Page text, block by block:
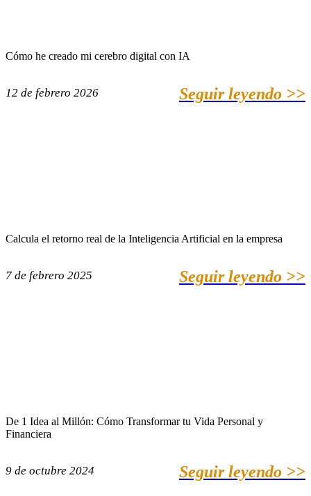
Cómo he creado mi cerebro digital con IA
12 de febrero 2026 Seguir leyendo >>
Calcula el retorno real de la Inteligencia Artificial en la empresa
7 de febrero 2025 Seguir leyendo >>
De 1 Idea al Millón: Cómo Transformar tu Vida Personal y
Financiera
9 de octubre 2024 Seguir leyendo >>